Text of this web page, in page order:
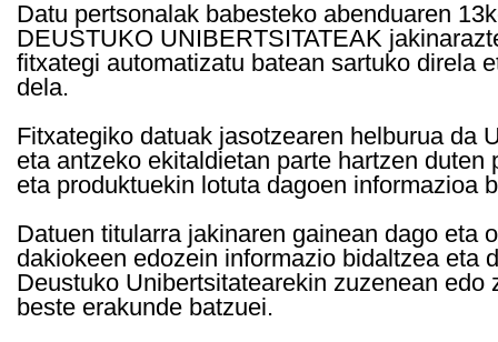
Datu pertsonalak babesteko abenduaren
DEUSTUKO UNIBERTSITATEAK
fitxategi automatizatu batean sartuko direla
dela.
Fitxategiko datuak jasotzearen helburua da
eta antzeko ekitaldietan parte hartzen
eta produktuekin lotuta dagoen informazioa
Datuen titularra jakinaren gainean dago eta
dakiokeen edozein informazio bidaltzea eta
Deustuko Unibertsitatearekin zuzenean
beste erakunde batzuei.